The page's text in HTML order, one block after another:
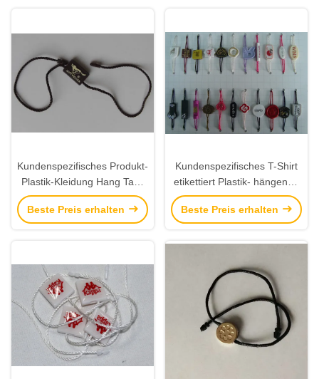
Kundenspezifisches Produkt-
Plastik-Kleidung Hang Tags
Fasteners Apparel Hang
etikettiert Lieferanten
Beste Preis erhalten
Kundenspezifisches T-Shirt
etikettiert Plastik- hängende
Aufkleber Plastik-Hang Tag
Fasteners String
Beste Preis erhalten